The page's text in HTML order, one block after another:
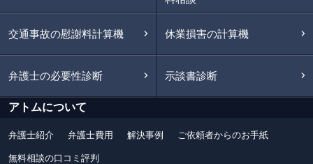
交通事故の慰謝料計算機 休業損害の計算機
弁護士の必要性診断 示談書診断
アトムについて
弁護士紹介 弁護士費用 解決事例 ご依頼者からのお手紙
無料相談の口コミ評判